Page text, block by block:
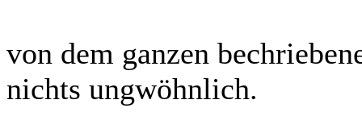
von dem ganzen
nichts ungwöhnlich.